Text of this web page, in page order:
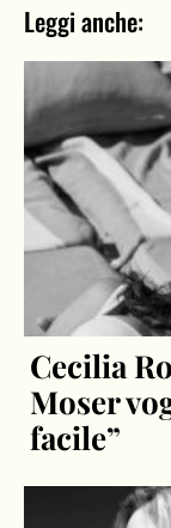
Leggi anche:
Cecilia
Moser
facile”